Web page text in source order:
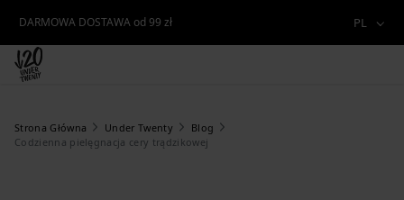
DARMOWA DOSTAWA od 99 zł PL
Strona Główna Under Twenty
Blog
Codzienna pielęgnacja cery trądzikowej